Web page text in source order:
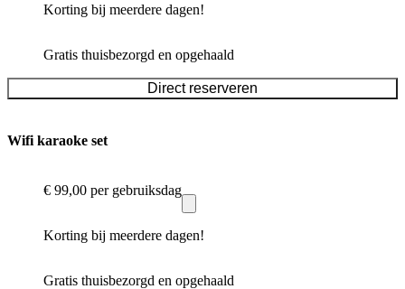
Korting bij meerdere dagen!
Gratis thuisbezorgd en opgehaald
Direct reserveren
Wifi karaoke set
€ 99,00 per gebruiksdag
Korting bij meerdere dagen!
Gratis thuisbezorgd en opgehaald